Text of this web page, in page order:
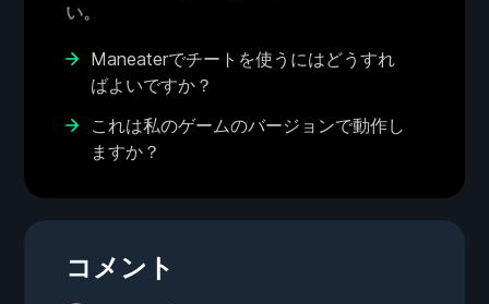
い。
Maneaterでチートを使うにはどうすれ
ばよいですか？
これは私のゲームのバージョンで動作し
ますか？
コメント